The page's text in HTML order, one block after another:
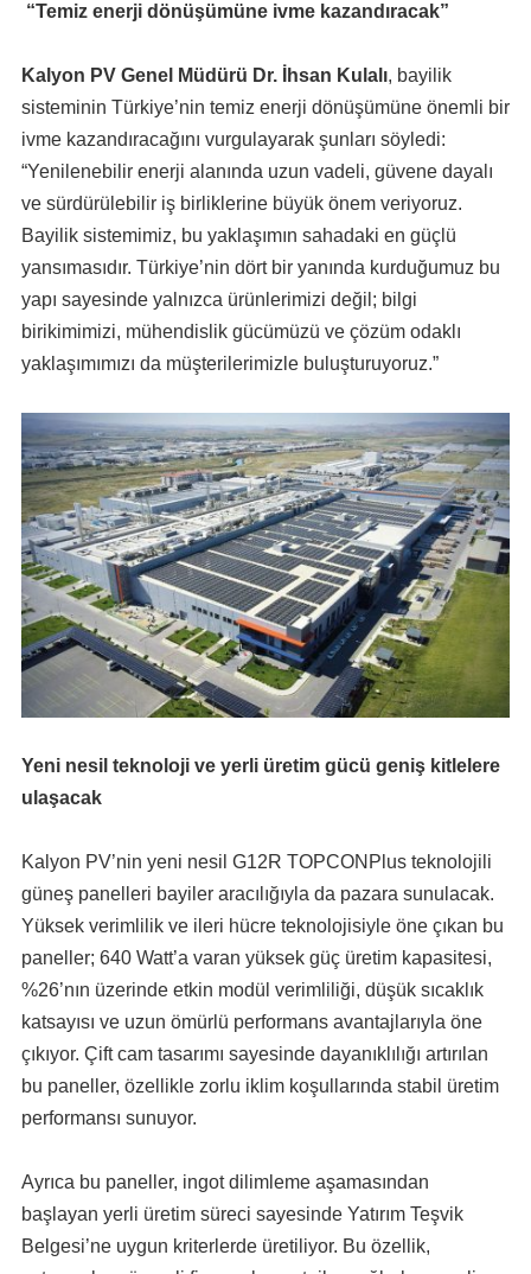
“Temiz enerji dönüşümüne ivme kazandıracak”
Kalyon PV Genel Müdürü Dr. İhsan Kulalı, bayilik
sisteminin Türkiye’nin temiz enerji dönüşümüne önemli bir
ivme kazandıracağını vurgulayarak şunları söyledi:
“Yenilenebilir enerji alanında uzun vadeli, güvene dayalı
ve sürdürülebilir iş birliklerine büyük önem veriyoruz.
Bayilik sistemimiz, bu yaklaşımın sahadaki en güçlü
yansımasıdır. Türkiye’nin dört bir yanında kurduğumuz bu
yapı sayesinde yalnızca ürünlerimizi değil; bilgi
birikimimizi, mühendislik gücümüzü ve çözüm odaklı
yaklaşımımızı da müşterilerimizle buluşturuyoruz.”
Yeni nesil teknoloji ve yerli üretim gücü geniş kitlelere
ulaşacak
Kalyon PV’nin yeni nesil G12R TOPCONPlus teknolojili
güneş panelleri bayiler aracılığıyla da pazara sunulacak.
Yüksek verimlilik ve ileri hücre teknolojisiyle öne çıkan bu
paneller; 640 Watt’a varan yüksek güç üretim kapasitesi,
%26’nın üzerinde etkin modül verimliliği, düşük sıcaklık
katsayısı ve uzun ömürlü performans avantajlarıyla öne
çıkıyor. Çift cam tasarımı sayesinde dayanıklılığı artırılan
bu paneller, özellikle zorlu iklim koşullarında stabil üretim
performansı sunuyor.
Ayrıca bu paneller, ingot dilimleme aşamasından
başlayan yerli üretim süreci sayesinde Yatırım Teşvik
Belgesi’ne uygun kriterlerde üretiliyor. Bu özellik,